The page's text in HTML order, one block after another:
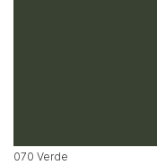
070 Verde